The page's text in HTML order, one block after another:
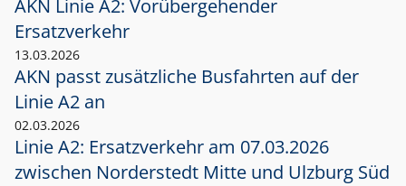
AKN Linie A2: Vorübergehender
Ersatzverkehr
13.03.2026
AKN passt zusätzliche Busfahrten auf der
Linie A2 an
02.03.2026
Linie A2: Ersatzverkehr am 07.03.2026
zwischen Norderstedt Mitte und Ulzburg Süd